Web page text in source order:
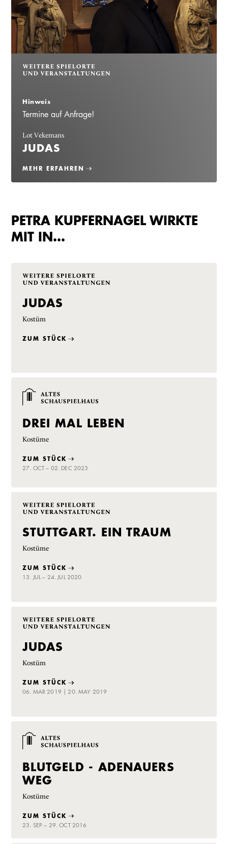
Hinweis
Termine auf Anfrage!
Lot Vekemans
JUDAS
MEHR ERFAHREN
PETRA KUPFERNAGEL WIRKTE
MIT IN…
JUDAS
Kostüm
ZUM STÜCK
DREI MAL LEBEN
Kostüme
ZUM STÜCK
27. OCT – 02. DEC 2023
STUTTGART. EIN TRAUM
Kostüme
ZUM STÜCK
13. JUL – 24. JUL 2020
JUDAS
Kostüm
ZUM STÜCK
06. MAR 2019 | 20. MAY 2019
BLUTGELD - ADENAUERS
WEG
Kostüme
ZUM STÜCK
23. SEP – 29. OCT 2016